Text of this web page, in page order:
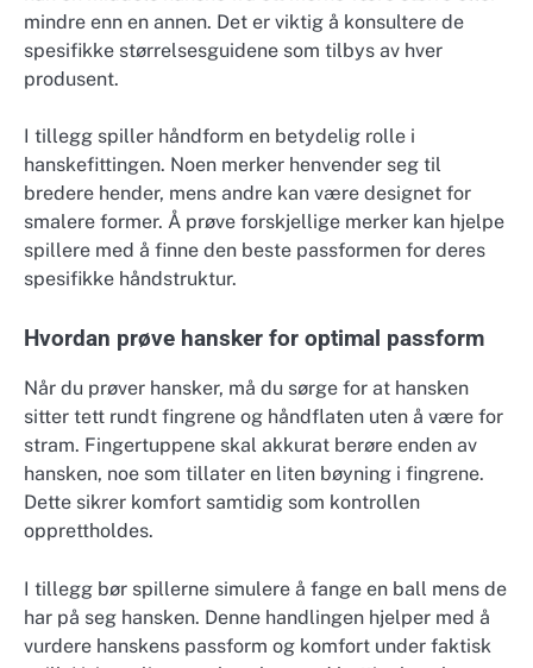
mindre enn en annen. Det er viktig å konsultere de
spesifikke størrelsesguidene som tilbys av hver
produsent.
I tillegg spiller håndform en betydelig rolle i
hanskefittingen. Noen merker henvender seg til
bredere hender, mens andre kan være designet for
smalere former. Å prøve forskjellige merker kan hjelpe
spillere med å finne den beste passformen for deres
spesifikke håndstruktur.
Hvordan prøve hansker for optimal passform
Når du prøver hansker, må du sørge for at hansken
sitter tett rundt fingrene og håndflaten uten å være for
stram. Fingertuppene skal akkurat berøre enden av
hansken, noe som tillater en liten bøyning i fingrene.
Dette sikrer komfort samtidig som kontrollen
opprettholdes.
I tillegg bør spillerne simulere å fange en ball mens de
har på seg hansken. Denne handlingen hjelper med å
vurdere hanskens passform og komfort under faktisk